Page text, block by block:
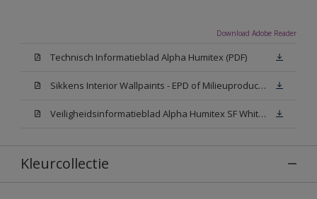
Download Adobe Reader
Technisch Informatieblad Alpha Humitex (PDF)
Sikkens Interior Wallpaints - EPD of Milieuproductverklaring
Veiligheidsinformatieblad Alpha Humitex SF White W05 (MSDS)
Kleurcollectie